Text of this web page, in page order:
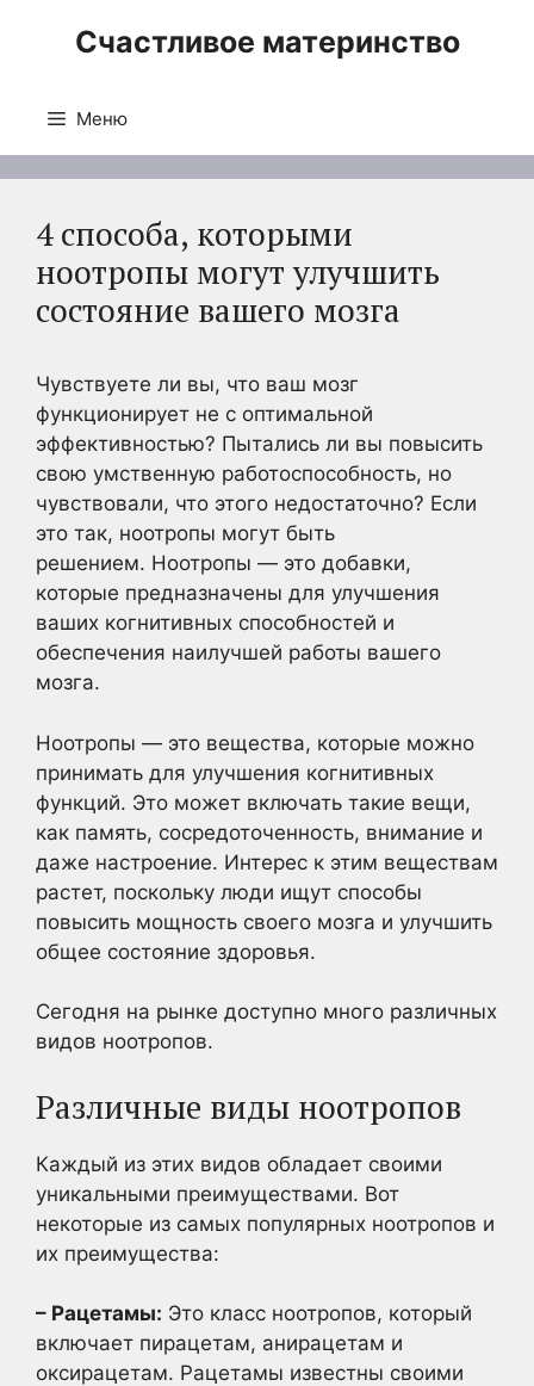
Счастливое материнство
Меню
4 способа, которыми
ноотропы могут улучшить
состояние вашего мозга
Чувствуете ли вы, что ваш мозг
функционирует не с оптимальной
эффективностью? Пытались ли вы повысить
свою умственную работоспособность, но
чувствовали, что этого недостаточно? Если
это так, ноотропы могут быть
решением. Ноотропы — это добавки,
которые предназначены для улучшения
ваших когнитивных способностей и
обеспечения наилучшей работы вашего
мозга.
Ноотропы — это вещества, которые можно
принимать для улучшения когнитивных
функций. Это может включать такие вещи,
как память, сосредоточенность, внимание и
даже настроение. Интерес к этим веществам
растет, поскольку люди ищут способы
повысить мощность своего мозга и улучшить
общее состояние здоровья.
Сегодня на рынке доступно много различных
видов ноотропов.
Различные виды ноотропов
Каждый из этих видов обладает своими
уникальными преимуществами. Вот
некоторые из самых популярных ноотропов и
их преимущества:
– Рацетамы: Это класс ноотропов, который
включает пирацетам, анирацетам и
оксирацетам. Рацетамы известны своими